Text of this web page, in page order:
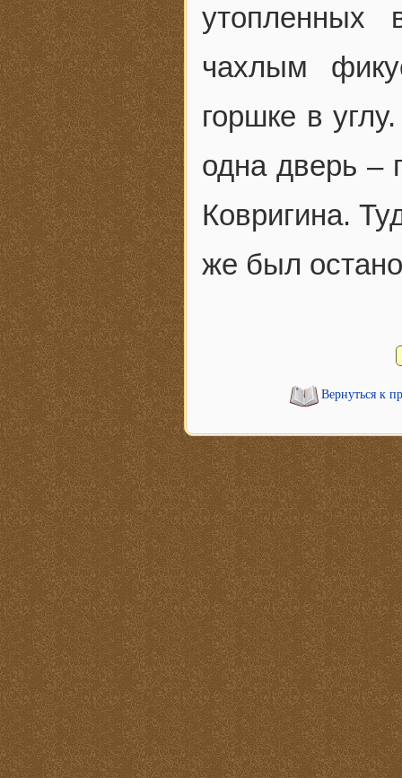
утопленных
чахлым
горшке в
одна дверь –
Ковригина.
же был
Вернуться к